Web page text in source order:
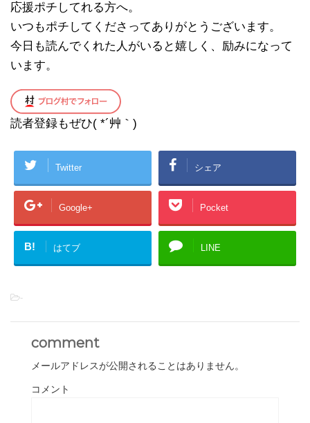
応援ポチしてれる方へ。
いつもポチしてくださってありがとうございます。
今日も読んでくれた人がいると嬉しく、励みになって
います。
読者登録もぜひ( *´艸｀)
Twitter シェア
Google+ Pocket
B! はてブ LINE
-
comment
メールアドレスが公開されることはありません。
コメント